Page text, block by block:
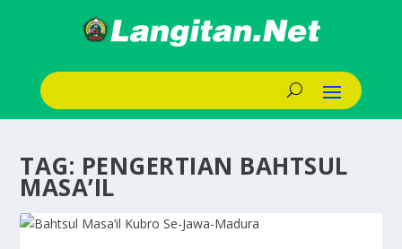
TAG: PENGERTIAN BAHTSUL
MASA’IL